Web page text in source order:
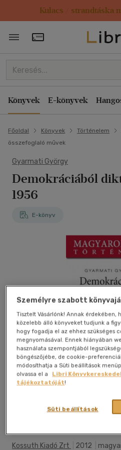
Kulacs / strandtáska
Törzsvásárlói Kártya
Könyvek E-könyvek
Főoldal Könyvek Történelem
összefoglaló művek
Gyarmati György
Demokráciából
1956
E-könyv
Kossuth Kiadó Zrt
2012
Személyre szabott
Tisztelt Vásárlónk! Annak érdekében,
közelebb álló könyveket tudjunk a
hogy fogadja el az ehhez szükséges
megnyomásával. Ennek hiányában
használata szempontjából
böngészőjébe, de cookie-
módosíthatja a Süti beállítások
olvassa el a
Libri
tájékoztatóját!
Süti beállítások